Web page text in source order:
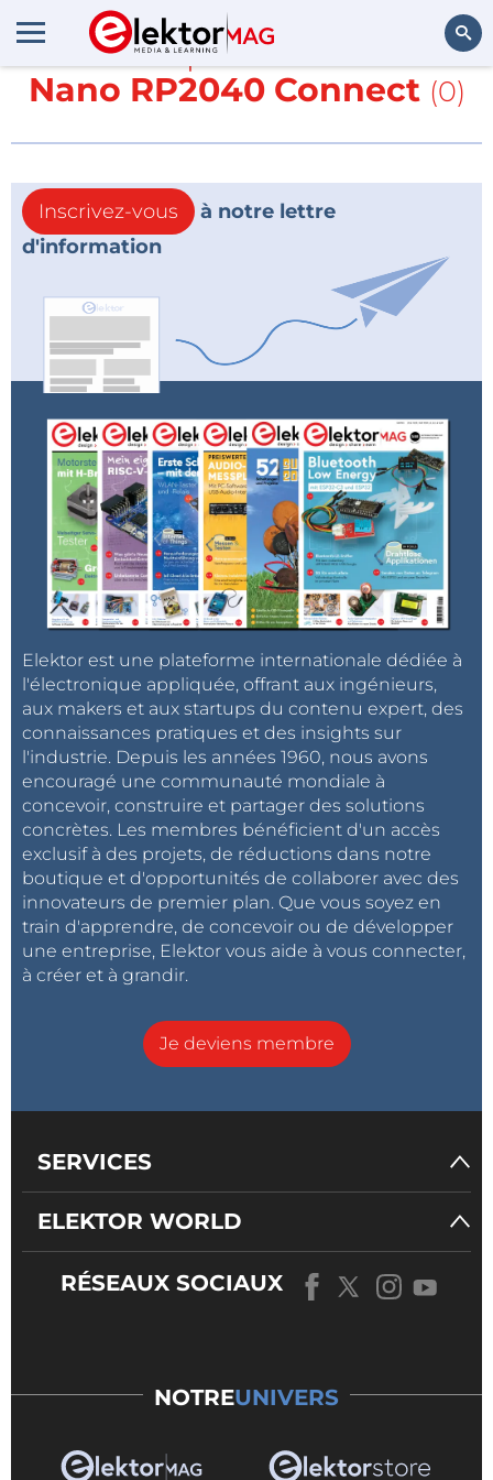
Rechercher
En savoir plus sur
Arduino
Nano RP2040 Connect (0)
Inscrivez-vous
à notre lettre
d'information
Elektor est une plateforme internationale dédiée à
l'électronique appliquée, offrant aux ingénieurs,
aux makers et aux startups du contenu expert, des
connaissances pratiques et des insights sur
l'industrie. Depuis les années 1960, nous avons
encouragé une communauté mondiale à
concevoir, construire et partager des solutions
concrètes. Les membres bénéficient d'un accès
exclusif à des projets, de réductions dans notre
boutique et d'opportunités de collaborer avec des
innovateurs de premier plan. Que vous soyez en
train d'apprendre, de concevoir ou de développer
une entreprise, Elektor vous aide à vous connecter,
à créer et à grandir.
Je deviens membre
SERVICES
ELEKTOR WORLD
RÉSEAUX SOCIAUX
NOTREUNIVERS